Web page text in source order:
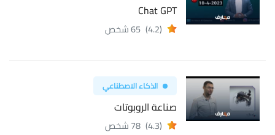
Chat GPT
(4.2) 65 شخص
الذكاء الاصطناعي
صناعة الروبوتات
(4.3) 78 شخص